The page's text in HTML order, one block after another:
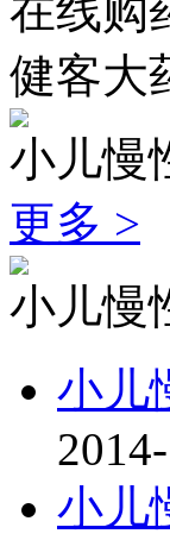
在线购
健客大
小儿慢
更多 >
小儿慢
小儿
小儿